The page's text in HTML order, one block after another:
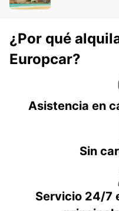
¿Por qué
Europcar?
Asistencia en
Sin
Servicio 24/7